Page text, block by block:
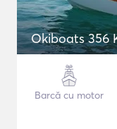
Okiboats 356
Barcă cu motor